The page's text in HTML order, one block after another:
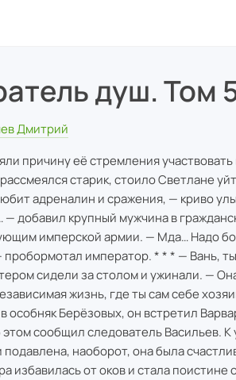
душ. Том
Дмитрий
причину её стремления
старик, стоило Светлане
адреналин и сражения, — криво
— добавил крупный мужчина в
имперской армии. — Мда… Надо
император. * * * — Вань,
сидели за столом и ужинали. —
жизнь, где ты сам себе
особняк Берёзовых, он встретил
этом сообщил следователь Васильев.
подавлена, наоборот, она была
избавилась от оков и стала поистине